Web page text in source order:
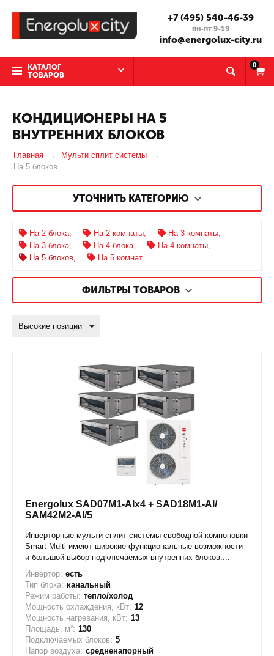
+7 (495) 540-46-39
пн-пт 9-19
info@energolux-city.ru
КАТАЛОГ
ТОВАРОВ
0
КОНДИЦИОНЕРЫ НА 5
ВНУТРЕННИХ БЛОКОВ
Главная
Мульти сплит системы
На 5 блоков
УТОЧНИТЬ КАТЕГОРИЮ
На 2 блока, На 2 комнаты,
На 3 комнаты,
На 3 блока,
На 4 блока,
На 4 комнаты,
На 5 блоков,
На 5 комнат
ФИЛЬТРЫ ТОВАРОВ
Высокие позиции
Energolux SAD07M1-AIx4 + SAD18M1-AI/
SAM42M2-AI/5
Инверторные мульти сплит-системы свободной компоновки
Smart Multi имеют широкие функциональные возможности
и большой выбор подключаемых внутренних блоков....
Инвертор: есть
Тип блока: канальный
Режим работы: тепло/холод
Мощность охлаждения, кВт: 12
Мощность нагревания, кВт: 13
Площадь, м²: 130
Подключаемых блоков: 5
Напор воздуха: средненапорный